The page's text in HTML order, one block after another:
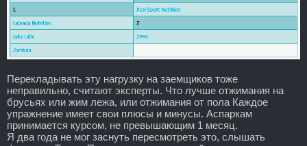
Перекладывать эту нагрузку на заемщиков тоже
неправильно, считают эксперты. Что лучше отжимания на
брусьях или жим лежа, или отжимания от пола Каждое
упражнение имеет свои плюсы и минусы. Аспаркам
принимается курсом, не превышающим 1 месяц.
Я два года не мог заснуть пересмотреть это, слышать